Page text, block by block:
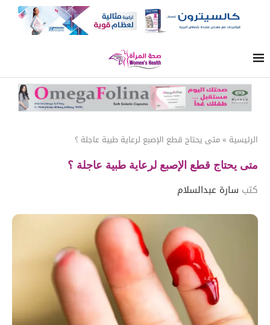
الرئيسية »متى يحتاج قطع الإصبع لرعاية طبية عاجلة ؟
متى يحتاج قطع الإصبع لرعاية طبية عاجلة ؟
كتب سارة عبدالسلام